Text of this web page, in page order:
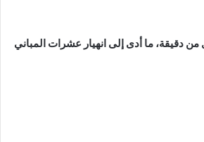
من دقيقة، ما أدى إلى انهيار عشرات المباني